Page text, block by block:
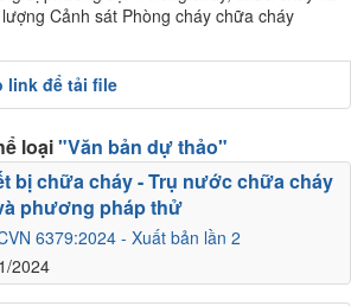
Cảnh sát Phòng cháy chữa cháy
link để tải file
loại"Văn bản dự thảo"
6379:2024 - Xuất bản lần 2
2024
bị chữa cháy - Trụ nước chữa cháy
phương pháp thử